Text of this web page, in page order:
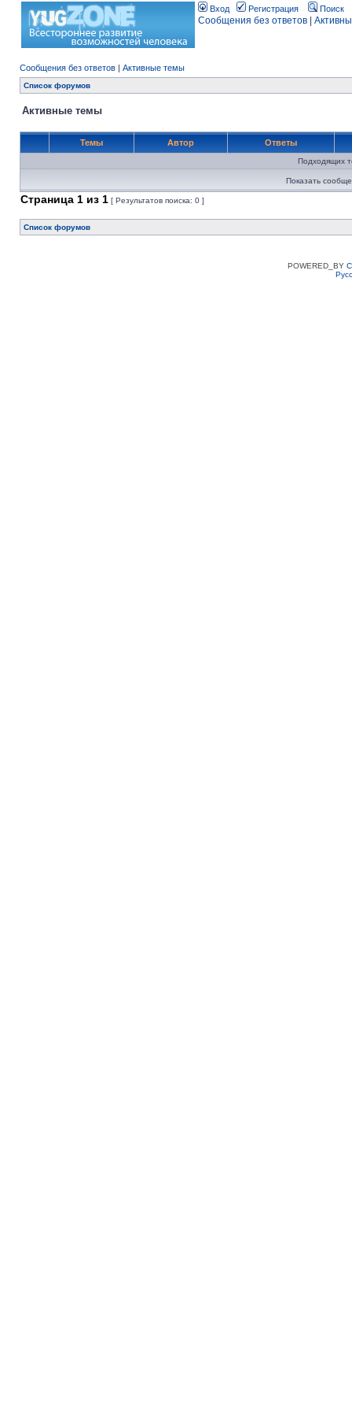
Вход Регистрация Поиск
Сообщения без ответов
Сообщения без ответов | Активные темы
Список форумов
Активные темы
Темы Автор Ответы
Подходящих
Показать
Страница 1 из 1 [ Результатов поиска: 0 ]
Список форумов
POWERED_BY